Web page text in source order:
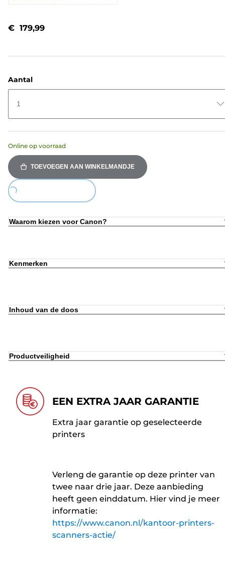
€ 179,99
Aantal
1
Online op voorraad
TOEVOEGEN AAN WINKELMANDJE
Loading...
Waarom kiezen voor Canon?
Kenmerken
Inhoud van de doos
Productveiligheid
EEN EXTRA JAAR GARANTIE
Extra jaar garantie op geselecteerde
printers
Verleng de garantie op deze printer van
twee naar drie jaar. Deze aanbieding
heeft geen einddatum. Hier vind je meer
informatie:
https://www.canon.nl/kantoor-printers-
scanners-actie/